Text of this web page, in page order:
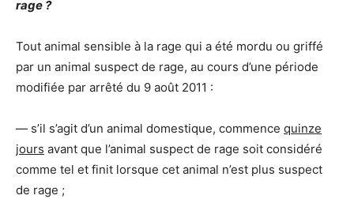
rage ?
Tout animal sensible à la rage qui a été mordu ou griffé
par un animal suspect de rage, au cours d’une période
modifiée par arrêté du 9 août 2011 :
― s’il s’agit d’un animal domestique, commence quinze
jours avant que l’animal suspect de rage soit considéré
comme tel et finit lorsque cet animal n’est plus suspect
de rage ;